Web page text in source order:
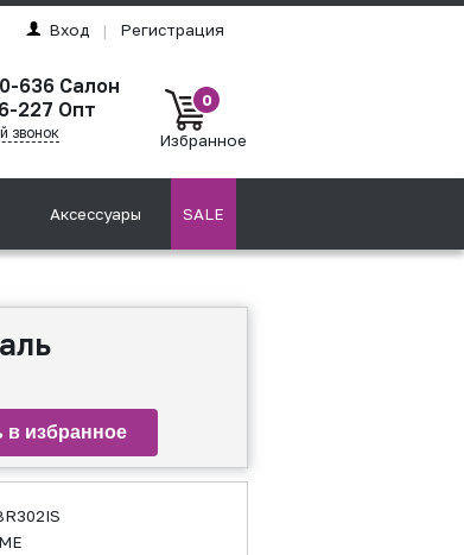
Вход | Регистрация
636 Салон
227 Опт
звонок
0
Избранное
Аксессуары SALE